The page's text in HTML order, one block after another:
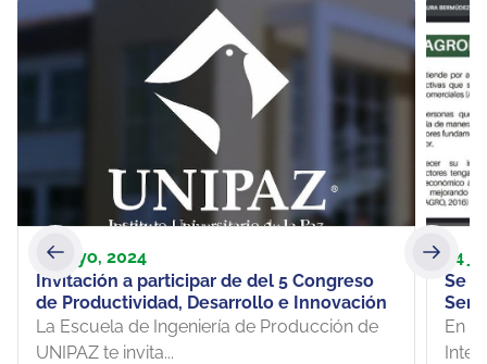
6 mayo, 2024
Invitación a participar de del 5 Congreso
de Productividad, Desarrollo e Innovación
La Escuela de Ingeniería de Producción de
UNIPAZ te invita...
24
Se
En